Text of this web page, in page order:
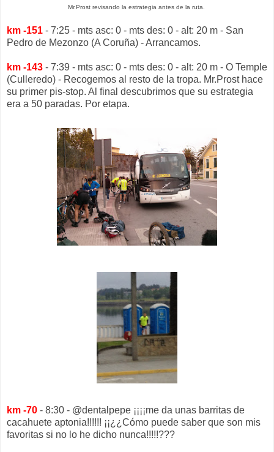
Mr.Prost revisando la estrategia antes de la ruta.
km -151 - 7:25 - mts asc: 0 - mts des: 0 - alt: 20 m - San
Pedro de Mezonzo (A Coruña) - Arrancamos.
km -143 - 7:39 - mts asc: 0 - mts des: 0 - alt: 20 m - O Temple
(Culleredo) - Recogemos al resto de la tropa. Mr.Prost hace
su primer pis-stop. Al final descubrimos que su estrategia
era a 50 paradas. Por etapa.
km -70 - 8:30 - @dentalpepe ¡¡¡¡me da unas barritas de
cacahuete aptonia!!!!!! ¡¡¿¿Cómo puede saber que son mis
favoritas si no lo he dicho nunca!!!!!???